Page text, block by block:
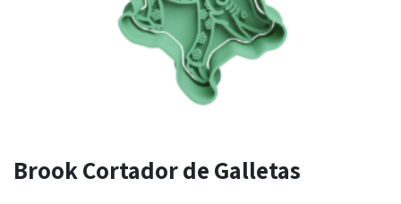
Brook Cortador de Galletas